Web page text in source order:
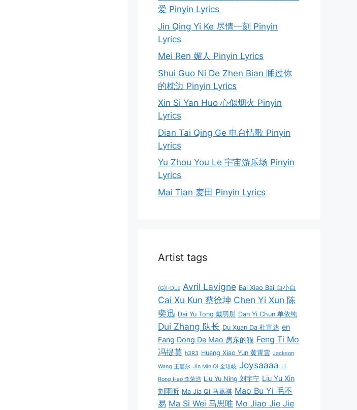
爱 Pinyin Lyrics
Jin Qing Yi Ke 尽情一刻 Pinyin
Lyrics
Mei Ren 媚人 Pinyin Lyrics
Shui Guo Ni De Zhen Bian 睡过你
的枕边 Pinyin Lyrics
Xin Si Yan Huo 心似烟火 Pinyin
Lyrics
Dian Tai Qing Ge 电台情歌 Pinyin
Lyrics
Yu Zhou You Le 宇宙游乐场 Pinyin
Lyrics
Mai Tian 麦田 Pinyin Lyrics
Artist tags
(G)I-DLE Avril Lavigne Bai Xiao Bai 白小白
Cai Xu Kun 蔡徐坤 Chen Yi Xun 陈
奕迅 Dai Yu Tong 戴羽彤 Dan Yi Chun 单依纯
Dui Zhang 队长 Du Xuan Da 杜宣达 en
Fang Dong De Mao 房东的猫 Feng Ti Mo
冯提莫 h3R3 Huang Xiao Yun 黄霄雲 Jackson
Wang 王嘉尔 Jin Min Qi 金玟岐 Joysaaaa Li
Rong Hao 李荣浩 Liu Yu Ning 刘宇宁 Liu Yu Xin
刘雨昕 Ma Jia Qi 马嘉祺 Mao Bu Yi 毛不
易 Ma Si Wei 马思唯 Mo Jiao Jie Jie